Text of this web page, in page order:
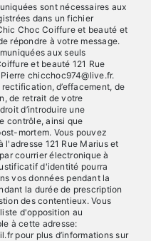
sont nécessaires aux
dans un fichier
Choc Coiffure et beauté et
répondre à votre message.
aux seuls
et beauté 121 Rue
chicchoc974@live.fr.
d’effacement, de
de retrait de votre
d’introduire une
contrôle, ainsi que
mortem. Vous pouvez
121 Rue Marius et
courrier électronique à
d'identité pourra
vos données pendant la
la durée de prescription
des contentieux. Vous
d'opposition au
à cette adresse:
pour plus d’informations sur